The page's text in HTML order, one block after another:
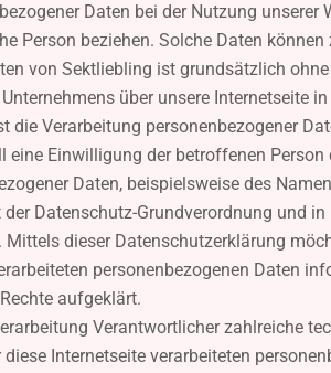
Daten bei der Nutzung
Person beziehen. Solche Daten können
von Sektliebling ist grundsätzlich
über unsere Internetseite
die Verarbeitung personenbezogener
eine Einwilligung der betroffenen Person
Daten, beispielsweise des
Datenschutz-Grundverordnung und
dieser Datenschutzerklärung
personenbezogenen Daten
aufgeklärt.
Verantwortlicher zahlreiche
Internetseite verarbeiteten